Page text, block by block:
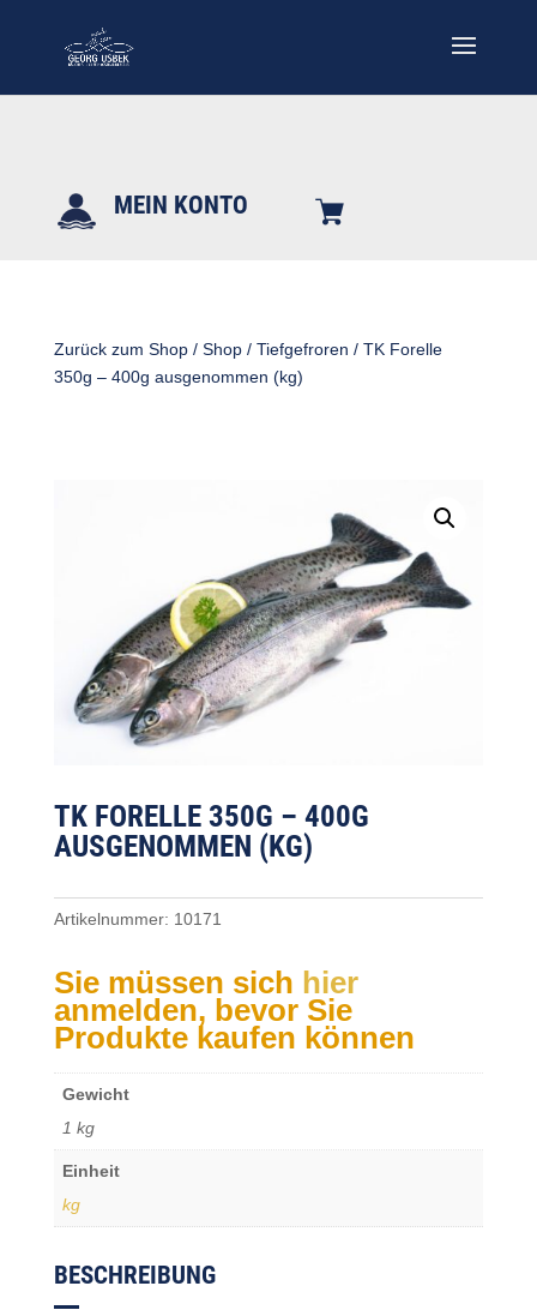
MEIN KONTO
Zurück zum Shop/ Shop/ Tiefgefroren / TK Forelle
350g – 400g ausgenommen (kg)
TK FORELLE 350G – 400G
AUSGENOMMEN (KG)
Artikelnummer: 10171
Sie müssen sich hier
anmelden, bevor Sie
Produkte kaufen können
Gewicht
1 kg
Einheit
kg
BESCHREIBUNG